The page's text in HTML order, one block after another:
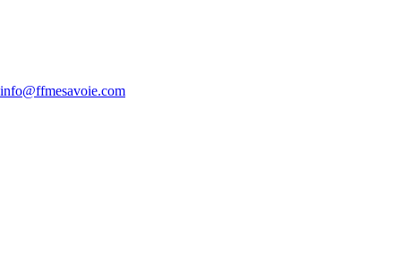
info@ffmesavoie.com